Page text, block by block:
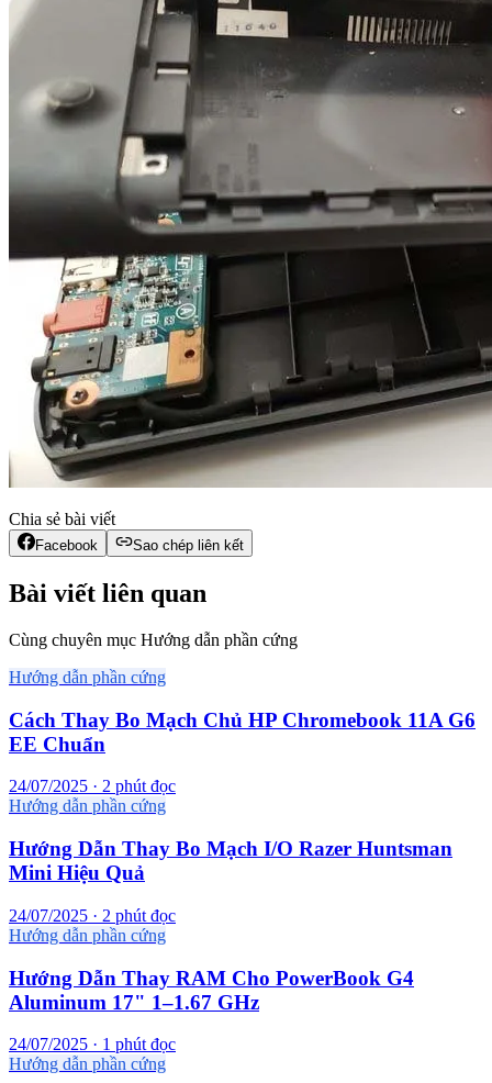
Chia sẻ bài viết
Facebook Sao chép liên kết
Bài viết liên quan
Cùng chuyên mục Hướng dẫn phần cứng
Hướng dẫn phần cứng
Cách Thay Bo Mạch Chủ HP Chromebook 11A G6
EE Chuẩn
24/07/2025 · 2 phút đọc
Hướng dẫn phần cứng
Hướng Dẫn Thay Bo Mạch I/O Razer Huntsman
Mini Hiệu Quả
24/07/2025 · 2 phút đọc
Hướng dẫn phần cứng
Hướng Dẫn Thay RAM Cho PowerBook G4
Aluminum 17" 1–1.67 GHz
24/07/2025 · 1 phút đọc
Hướng dẫn phần cứng